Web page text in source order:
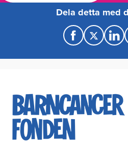
Dela detta med
F
a
e
b
T
w
t
t
L
i
k
e